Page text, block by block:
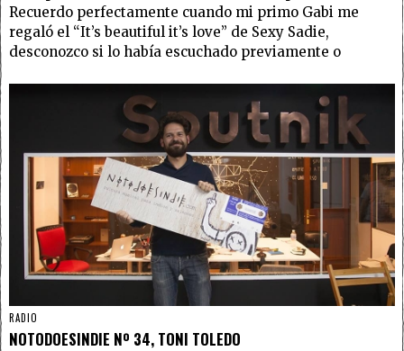
Recuerdo perfectamente cuando mi primo Gabi me
regaló el “It’s beautiful it’s love” de Sexy Sadie,
desconozco si lo había escuchado previamente o
RADIO
NOTODOESINDIE Nº 34, TONI TOLEDO